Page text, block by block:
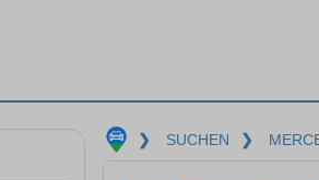
❯ SUCHEN ❯